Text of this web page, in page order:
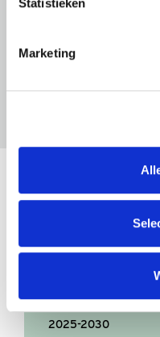
Statistieken
MarketingLocatieprofielen
Spandoekvergunning
Handige links voor
Algemene
2025-2030